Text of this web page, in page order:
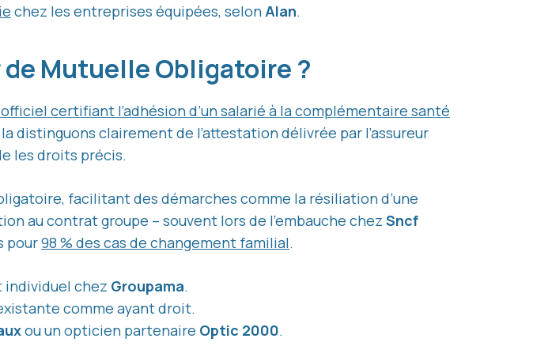
chez les entreprises équipées, selonAlan.
Mutuelle Obligatoire ?
certifiant l’adhésion d’un salarié à la complémentaire santé
la distinguons clairement de l’attestation délivrée par l’assureur
les droits précis.
facilitant des démarches comme la résiliation d’une
au contrat groupe – souvent lors de l’embauche chez Sncf
pour98 % des cas de changement familial.
chez Groupama.
comme ayant droit.
ou un opticien partenaire Optic 2000.